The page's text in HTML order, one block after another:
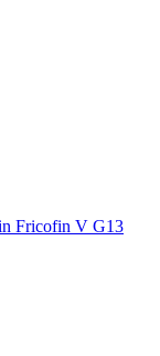
Fricofin V G13